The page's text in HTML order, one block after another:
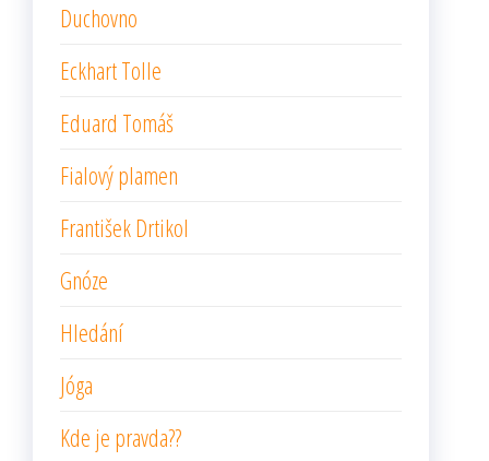
Duchovno
Eckhart Tolle
Eduard Tomáš
Fialový plamen
František Drtikol
Gnóze
Hledání
Jóga
Kde je pravda??